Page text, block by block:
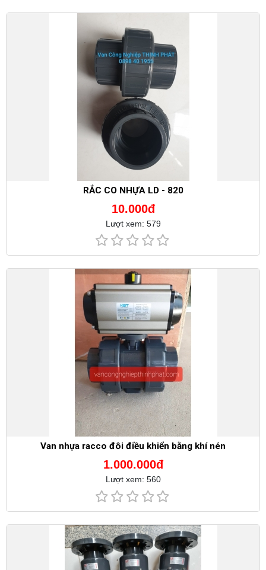
RẮC CO NHỰA LD - 820
10.000đ
Lượt xem: 579
Van nhựa racco đôi điều khiển bằng khí nén
1.000.000đ
Lượt xem: 560